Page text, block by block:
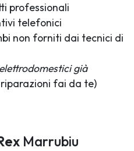
professionali
telefonici
non forniti dai tecnici di
elettrodomestici già
fai da te)
Marrubiu